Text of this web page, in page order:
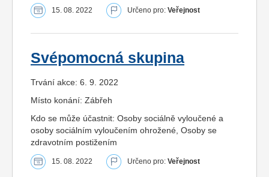
15. 08. 2022 Určeno pro: Veřejnost
Svépomocná skupina
Trvání akce: 6. 9. 2022
Místo konání: Zábřeh
Kdo se může účastnit: Osoby sociálně vyloučené a
osoby sociálním vyloučením ohrožené, Osoby se
zdravotním postižením
15. 08. 2022 Určeno pro: Veřejnost